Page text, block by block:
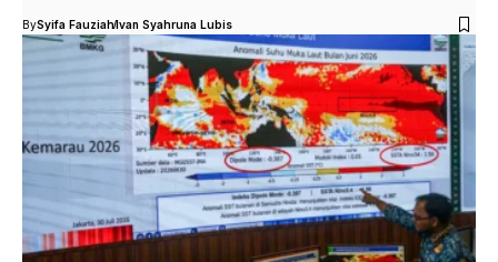
BySyifa FauziahIvan Syahruna Lubis